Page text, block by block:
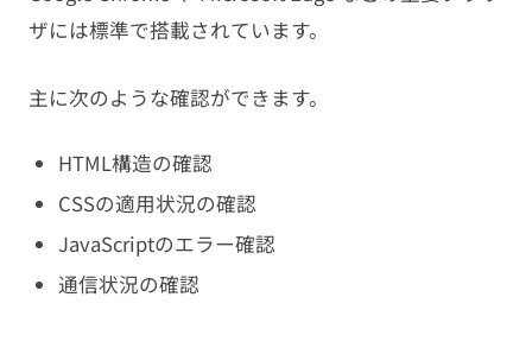
ザには標準で搭載されています。
主に次のような確認ができます。
HTML構造の確認
CSSの適用状況の確認
JavaScriptのエラー確認
通信状況の確認